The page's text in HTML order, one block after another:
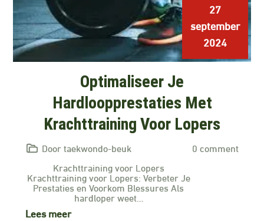
27
september
2024
Optimaliseer Je
Hardloopprestaties Met
Krachttraining Voor Lopers
Door taekwondo-beuk
0 comment
Krachttraining voor Lopers
Krachttraining voor Lopers: Verbeter Je
Prestaties en Voorkom Blessures Als
hardloper weet…
Lees meer